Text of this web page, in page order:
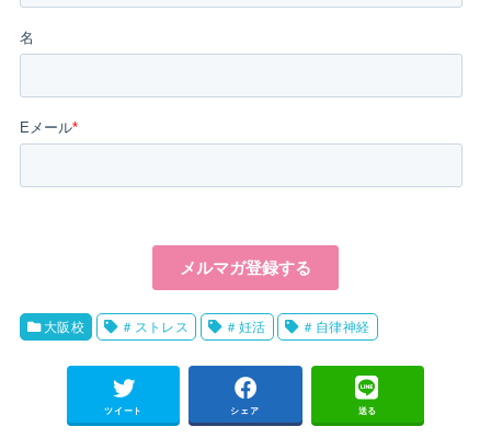
大阪校 ＃ストレス ＃妊活 ＃自律神経
ツイート シェア 送る